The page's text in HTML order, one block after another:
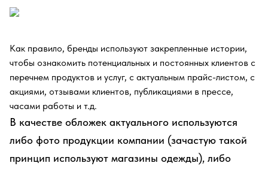
Как правило, бренды используют закрепленные истории,
чтобы ознакомить потенциальных и постоянных клиентов с
перечнем продуктов и услуг, с актуальным прайс-листом, с
акциями, отзывами клиентов, публикациями в прессе,
часами работы и т.д.
В качестве обложек актуального используются
либо фото продукции компании (зачастую такой
принцип используют магазины одежды), либо